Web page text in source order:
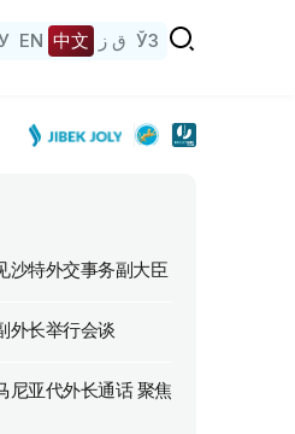
EN 中文 ق ز ЎЗ
沙特外交事务副大臣
外长举行会谈
尼亚代外长通话 聚焦